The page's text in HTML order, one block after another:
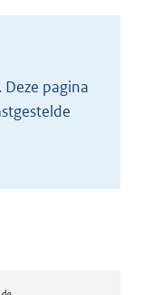
pagina